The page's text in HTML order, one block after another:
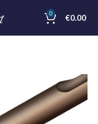
0 €0.00